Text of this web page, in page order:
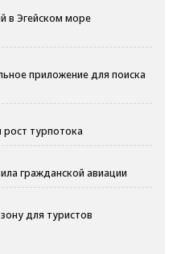
в Эгейском море
приложение для поиска
турпотока
гражданской авиации
для туристов